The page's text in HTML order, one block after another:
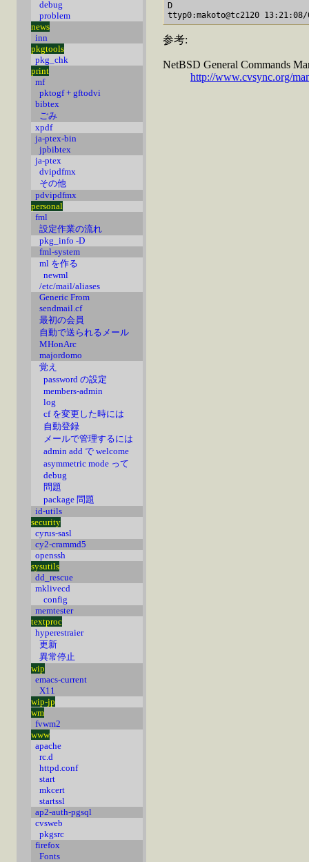
debug
problem
news
inn
pkgtools
pkg_chk
print
mf
pktogf + gftodvi
bibtex
ごみ
xpdf
ja-ptex-bin
jpbibtex
ja-ptex
dvipdfmx
その他
pdvipdfmx
personal
fml
設定作業の流れ
pkg_info -D
fml-system
ml を作る
newml
/etc/mail/aliases
Generic From
sendmail.cf
最初の会員
自動で送られるメール
MHonArc
majordomo
覚え
password の設定
members-admin
log
cf を変更した時には
自動登録
メールで管理するには
admin add で welcome
asymmetric mode って
debug
問題
package 問題
id-utils
security
cyrus-sasl
cy2-crammd5
openssh
sysutils
dd_rescue
mklivecd
config
memtester
textproc
hyperestraier
更新
異常停止
wip
emacs-current
X11
wip-jp
wm
fvwm2
www
apache
rc.d
httpd.conf
start
mkcert
startssl
ap2-auth-pgsql
cvsweb
pkgsrc
firefox
Fonts
D
ttyp0:makoto@tc2120
参考:
NetBSD General Commands
http://www.cvsync.org/